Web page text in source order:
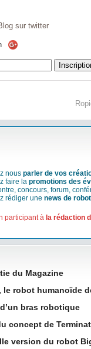
sur twitter
nous parler de vos
faire la promotions des
concours, forum,
rédiger une news de
participant à la rédaction
du Magazine
le robot humanoïde
bras robotique
concept de
version du robot